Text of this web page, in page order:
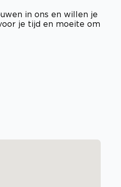
in ons en willen je
je tijd en moeite om